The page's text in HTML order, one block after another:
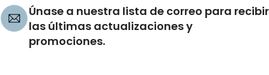
Únase a nuestra lista de correo para recibir
las últimas actualizaciones y
promociones.